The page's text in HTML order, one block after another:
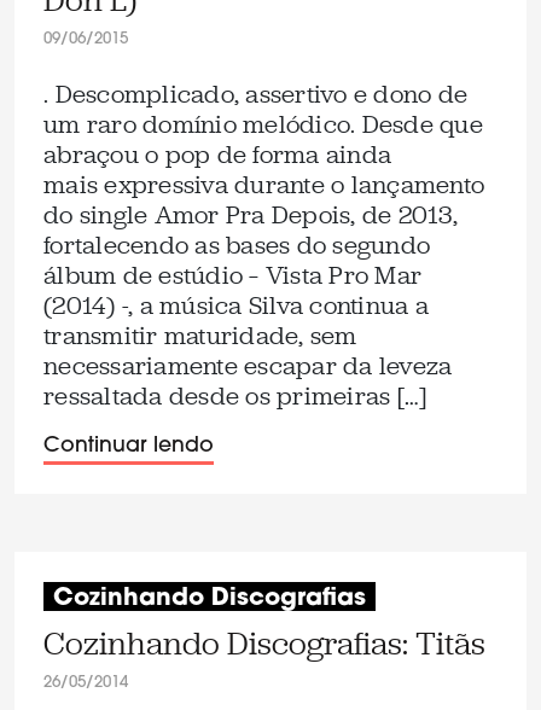
09/06/2015
. Descomplicado, assertivo e dono de
um raro domínio melódico. Desde que
abraçou o pop de forma ainda
mais expressiva durante o lançamento
do single Amor Pra Depois, de 2013,
fortalecendo as bases do segundo
álbum de estúdio – Vista Pro Mar
(2014) -, a música Silva continua a
transmitir maturidade, sem
necessariamente escapar da leveza
ressaltada desde os primeiras […]
Continuar lendo
Cozinhando Discografias
Cozinhando Discografias: Titãs
26/05/2014